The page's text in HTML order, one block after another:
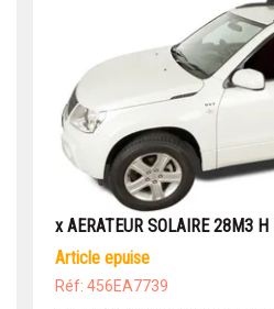
x AERATEUR SOLAIRE 28M3
article epuise
Réf: 456EA7739